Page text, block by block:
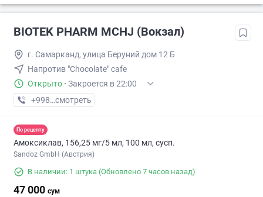
BIOTEK PHARM MCHJ (Вокзал)
г. Самарканд, улица Беруний дом 12 Б
Напротив "Chocolate" cafe
Открыто · Закроется в 22:00
+998 (90) XXX-XX-XX
смотреть
По рецепту
Амоксиклав, 156,25 мг/5 мл, 100 мл, сусп.
Sandoz GmbH (Австрия)
В наличии: 1 штука (Обновлено 7 часов назад)
47 000 сум